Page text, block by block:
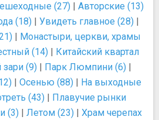
(27) | Авторские (13)
(18) | Увидеть главное (28) |
| Монастыри, церкви, храмы
(14) | Китайский квартал
(9) | Парк Люмпини (6) |
| Осенью (88) | На выходные
(43) | Плавучие рынки
(3) | Летом (23) | Храм черепах